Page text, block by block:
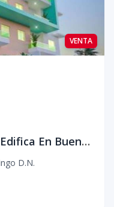
VENTA
Proyecto en construcción Edifica En Buenos Aires del Mirador
D.N.